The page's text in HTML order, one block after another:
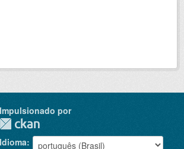
Impulsionado por
Idioma